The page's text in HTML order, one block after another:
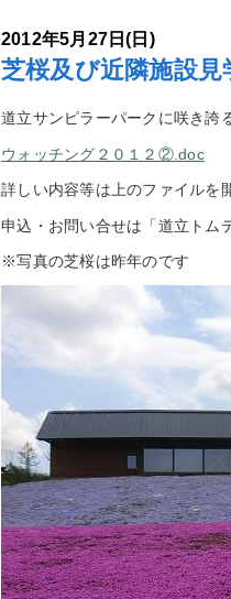
2012年5月27日(日)
芝桜及び近隣施設見
道立サンピラーパークに咲き誇
ウォッチング２０１２②.doc
詳しい内容等は上のファイルを
申込・お問い合せは「道立トム
※写真の芝桜は昨年のです